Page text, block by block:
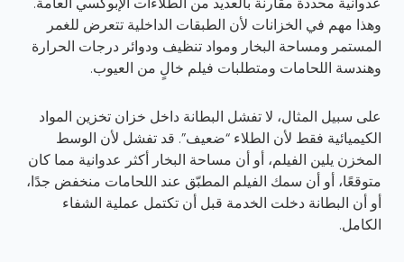
وهذا مهم في الخزانات لأن الطبقات الداخلية تتعرض للغمر
المستمر ومساحة البخار ومواد تنظيف ودوائر درجات الحرارة
وهندسة اللحامات ومتطلبات فيلم خالٍ من العيوب.
على سبيل المثال، لا تفشل البطانة داخل خزان تخزين المواد
الكيميائية فقط لأن الطلاء “ضعيف”. قد تفشل لأن الوسط
المخزن يلين الفيلم، أو أن مساحة البخار أكثر عدوانية مما كان
متوقعًا، أو أن سمك الفيلم المطبّق عند اللحامات منخفض جدًا،
أو أن البطانة دخلت الخدمة قبل أن تكتمل عملية الشفاء
الكامل.